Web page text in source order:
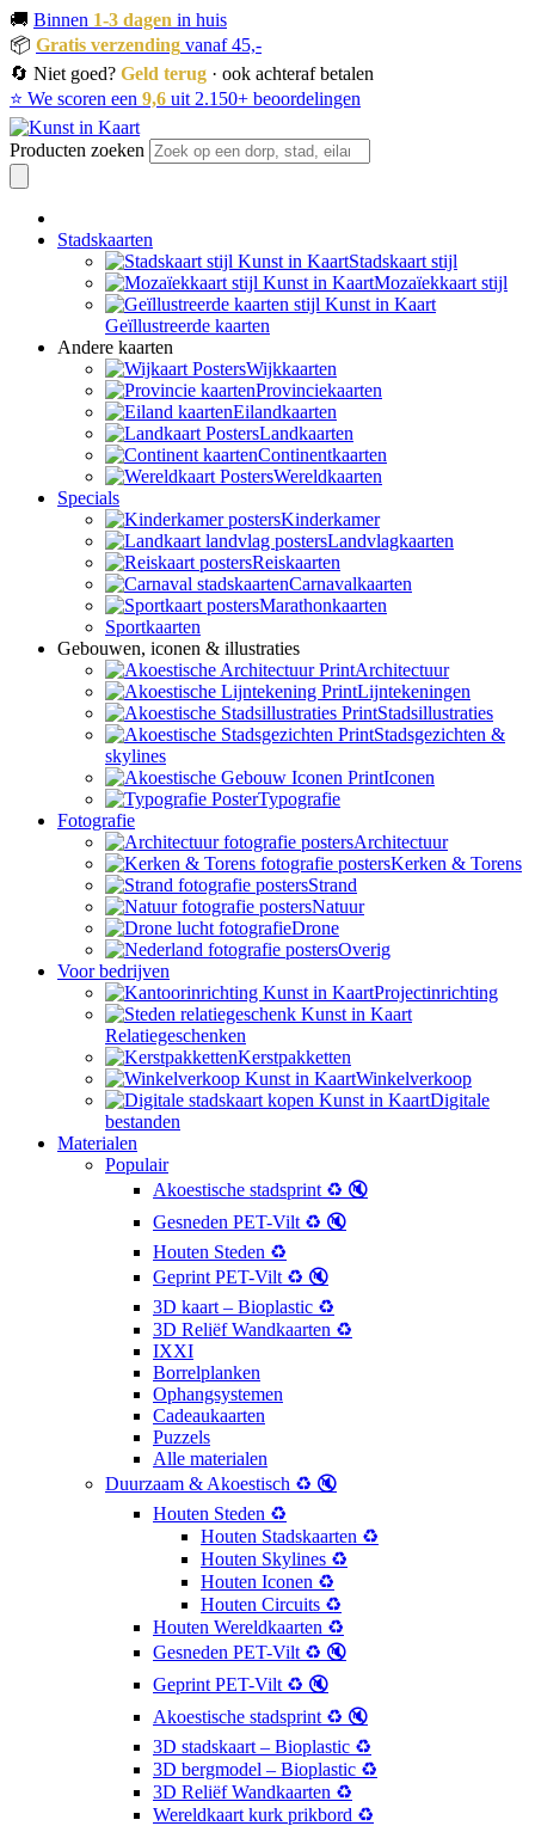
🚚 Binnen 1-3 dagen in huis
📦 Gratis verzending vanaf 45,-
🔄 Niet goed? Geld terug · ook achteraf betalen
⭐ We scoren een 9,6 uit 2.150+ beoordelingen
Producten zoeken
Stadskaarten
Stadskaart stijl
Mozaïekkaart stijl
Geïllustreerde kaarten
Andere kaarten
Wijkkaarten
Provinciekaarten
Eilandkaarten
Landkaarten
Continentkaarten
Wereldkaarten
Specials
Kinderkamer
Landvlagkaarten
Reiskaarten
Carnavalkaarten
Marathonkaarten
Sportkaarten
Gebouwen, iconen & illustraties
Architectuur
Lijntekeningen
Stadsillustraties
Stadsgezichten &
skylines
Iconen
Typografie
Fotografie
Architectuur
Kerken & Torens
Strand
Natuur
Drone
Overig
Voor bedrijven
Projectinrichting
Relatiegeschenken
Kerstpakketten
Winkelverkoop
Digitale
bestanden
Materialen
Populair
Akoestische stadsprint ♻️ 🔇
Gesneden PET-Vilt ♻️ 🔇
Houten Steden ♻️
Geprint PET-Vilt ♻️ 🔇
3D kaart – Bioplastic ♻️
3D Reliëf Wandkaarten ♻️
IXXI
Borrelplanken
Ophangsystemen
Cadeaukaarten
Puzzels
Alle materialen
Duurzaam & Akoestisch ♻️ 🔇
Houten Steden ♻️
Houten Stadskaarten ♻️
Houten Skylines ♻️
Houten Iconen ♻️
Houten Circuits ♻️
Houten Wereldkaarten ♻️
Gesneden PET-Vilt ♻️ 🔇
Geprint PET-Vilt ♻️ 🔇
Akoestische stadsprint ♻️ 🔇
3D stadskaart – Bioplastic ♻️
3D bergmodel – Bioplastic ♻️
3D Reliëf Wandkaarten ♻️
Wereldkaart kurk prikbord ♻️